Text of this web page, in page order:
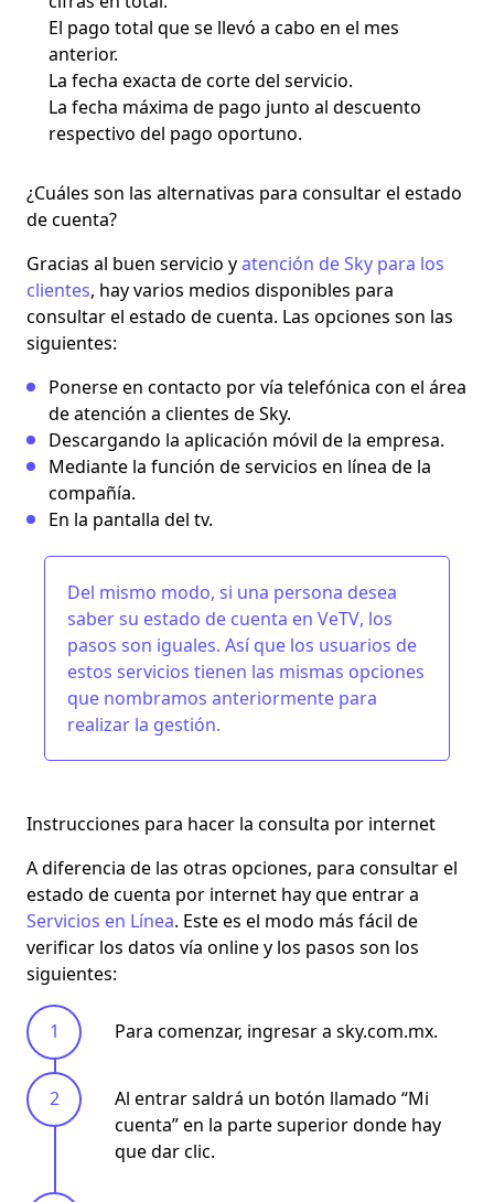
El pago total que se llevó a cabo en el mes
anterior.
La fecha exacta de corte del servicio.
La fecha máxima de pago junto al descuento
respectivo del pago oportuno.
¿Cuáles son las alternativas para consultar el estado
de cuenta?
Gracias al buen servicio yatención de Sky para los
clientes, hay varios medios disponibles para
consultar el estado de cuenta. Las opciones son las
siguientes:
Ponerse en contacto por vía telefónica con el área
de atención a clientes de Sky.
Descargando la aplicación móvil de la empresa.
Mediante la función de servicios en línea de la
compañía.
En la pantalla del tv.
Del mismo modo, si una persona desea
saber su estado de cuenta en VeTV, los
pasos son iguales. Así que los usuarios de
estos servicios tienen las mismas opciones
que nombramos anteriormente para
realizar la gestión.
Instrucciones para hacer la consulta por internet
A diferencia de las otras opciones, para consultar el
estado de cuenta por internet hay queentrar a
Servicios en Línea. Este es el modo más fácil de
verificar los datos vía online y los pasos son los
siguientes:
Para comenzar, ingresar a sky.com.mx.
Al entrar saldrá un botón llamado “Mi
cuenta” en la parte superior donde hay
que dar clic.